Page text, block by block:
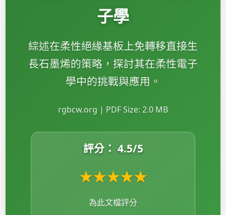
子學
綜述在柔性絕緣基板上免轉移直接生
長石墨烯的策略，探討其在柔性電子
學中的挑戰與應用。
rgbcw.org | PDF Size: 2.0 MB
評分： 4.5/5
★★★★★
為此文檔評分